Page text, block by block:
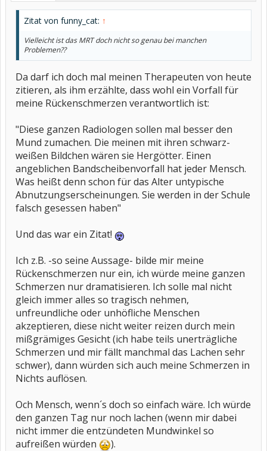
Zitat von funny_cat: ↑
Vielleicht ist das MRT doch nicht so genau bei manchen
Problemen??
Da darf ich doch mal meinen Therapeuten von heute
zitieren, als ihm erzählte, dass wohl ein Vorfall für
meine Rückenschmerzen verantwortlich ist:
"Diese ganzen Radiologen sollen mal besser den
Mund zumachen. Die meinen mit ihren schwarz-
weißen Bildchen wären sie Hergötter. Einen
angeblichen Bandscheibenvorfall hat jeder Mensch.
Was heißt denn schon für das Alter untypische
Abnutzungserscheinungen. Sie werden in der Schule
falsch gesessen haben"
Und das war ein Zitat!
Ich z.B. -so seine Aussage- bilde mir meine
Rückenschmerzen nur ein, ich würde meine ganzen
Schmerzen nur dramatisieren. Ich solle mal nicht
gleich immer alles so tragisch nehmen,
unfreundliche oder unhöfliche Menschen
akzeptieren, diese nicht weiter reizen durch mein
mißgrämiges Gesicht (ich habe teils unerträgliche
Schmerzen und mir fällt manchmal das Lachen sehr
schwer), dann würden sich auch meine Schmerzen in
Nichts auflösen.
Och Mensch, wenn´s doch so einfach wäre. Ich würde
den ganzen Tag nur noch lachen (wenn mir dabei
nicht immer die entzündeten Mundwinkel so
aufreißen würden
).